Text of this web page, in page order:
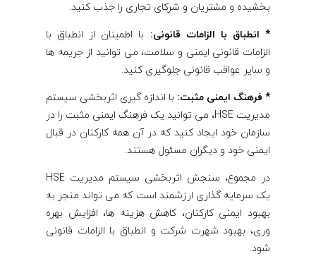
بخشیده و مشتریان و شرکای تجاری را جذب کنید.
* انطباق با الزامات قانونی: با اطمینان از انطباق با
الزامات قانونی ایمنی و سلامت، می توانید از جریمه ها
و سایر عواقب قانونی جلوگیری کنید.
* فرهنگ ایمنی مثبت: با اندازه گیری اثربخشی سیستم
مدیریت HSE، می توانید یک فرهنگ ایمنی مثبت را در
سازمان خود ایجاد کنید که در آن همه کارکنان در قبال
ایمنی خود و دیگران مسئول هستند.
در مجموع، سنجش اثربخشی سیستم مدیریت HSE
یک سرمایه گذاری ارزشمند است که می تواند منجر به
بهبود ایمنی کارکنان، کاهش هزینه ها، افزایش بهره
وری، بهبود شهرت شرکت و انطباق با الزامات قانونی
شود.